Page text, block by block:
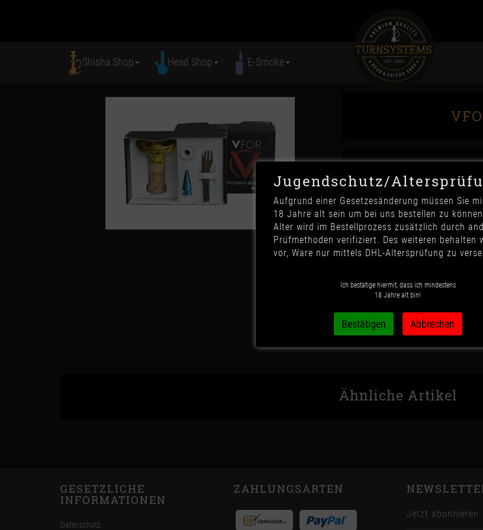
Shisha Shop Head Shop E-Smoke
34,90 € *
Wunschzettel
Ähnliche Artikel
GESETZLICHE
INFORMATIONEN
Datenschutz
ZAHLUNGSARTEN
Jetzt abonnieren
Jugendschutz/
Aufgrund einer Gesetzesänderung müssen Sie
18 Jahre alt sein um bei uns bestellen zu
Alter wird im Bestellprozess zusätzlich durch
Prüfmethoden verifiziert. Des weiteren behalten
vor, Ware nur mittels DHL-Altersprüfung zu
Ich bestätige hiermit, dass ich mindestens
18 Jahre alt bin!